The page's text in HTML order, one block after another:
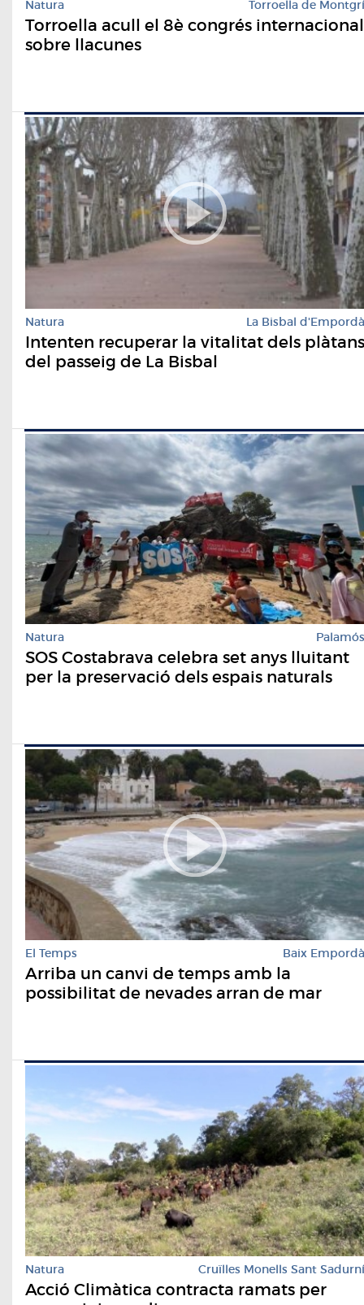
Natura Torroella de Montgrí
Torroella acull el 8è congrés internacional
sobre llacunes
Natura La Bisbal d'Empordà
Intenten recuperar la vitalitat dels plàtans
del passeig de La Bisbal
Natura Palamós
SOS Costabrava celebra set anys lluitant
per la preservació dels espais naturals
El Temps Baix Empordà
Arriba un canvi de temps amb la
possibilitat de nevades arran de mar
Natura Cruïlles Monells Sant Sadurní
Acció Climàtica contracta ramats per